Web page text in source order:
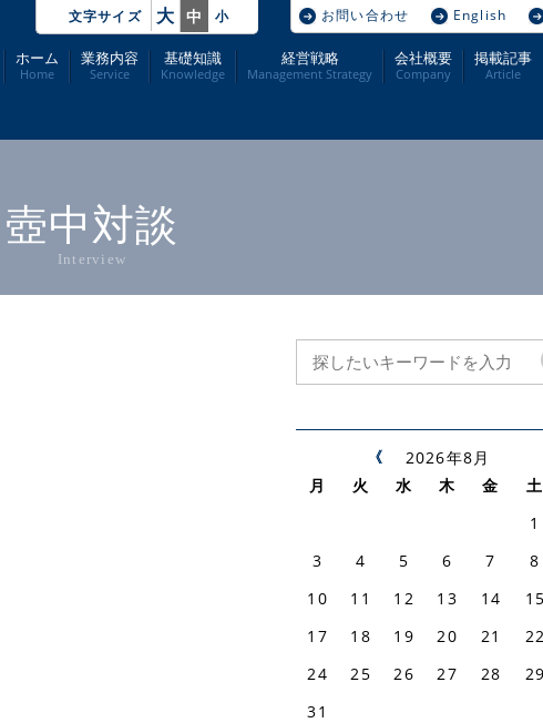
ホーム
Home
業務内容
Service
基礎知識
Knowledge
経営戦略
Management Strategy
会社概要
Company
掲載記事
Article
文字サイズ 大 中 小 お問い合わせ English
壺中対談
Interview
2026年8月
月
火 水 木 金 土
1
3
4 5 6 7 8
10
11 12 13 14 15
17
18 19 20 21 22
24
25 26 27 28 29
31